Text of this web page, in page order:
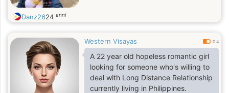
Danz2624 anni
Western Visayas 0.4
A 22 year old hopeless romantic girl
looking for someone who's willing to
deal with Long Distance Relationship
currently living in Philippines.